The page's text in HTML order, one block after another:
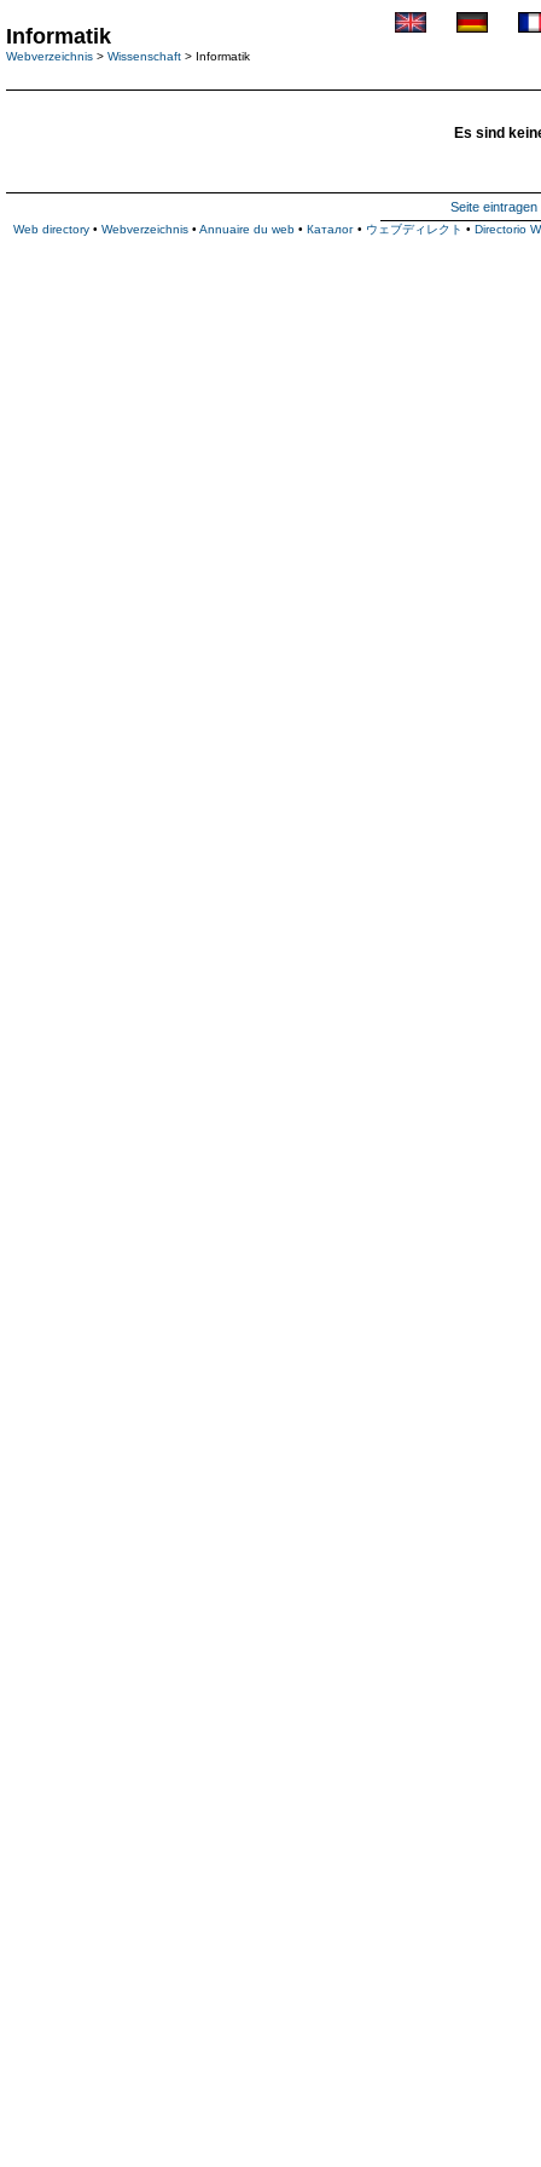
Informatik
Webverzeichnis > Wissenschaft > Informatik
Es sind
Seite eintragen
Web directory • Webverzeichnis • Annuaire du web • Каталог • ウェブディレクト • Directorio